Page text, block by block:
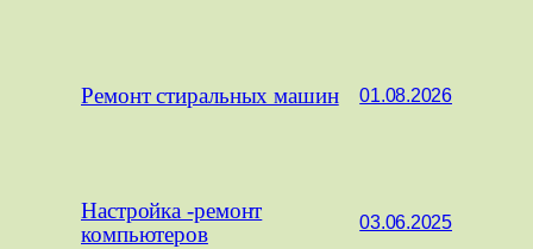
Ремонт стиральных машин 01.08.2026
Настройка -ремонт
компьютеров
03.06.2025